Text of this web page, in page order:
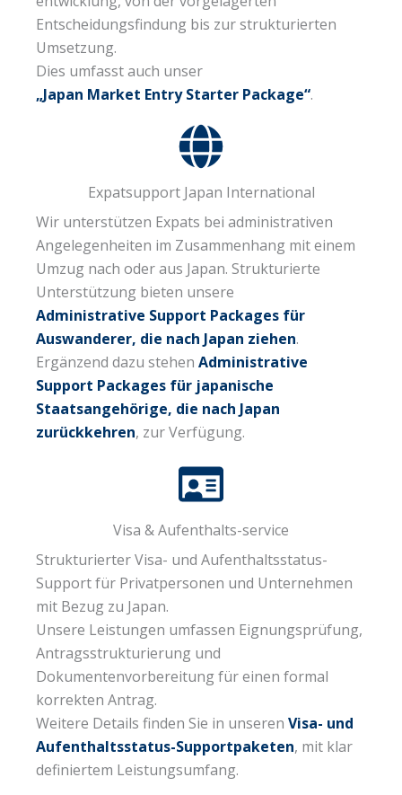
Entscheidungsfindung bis zur strukturierten
Umsetzung.
Dies umfasst auch unser
„Japan Market Entry Starter Package“.
Expatsupport Japan International
Wir unterstützen Expats bei administrativen
Angelegenheiten im Zusammenhang mit einem
Umzug nach oder aus Japan. Strukturierte
Unterstützung bieten unsere
Administrative Support Packages für
Auswanderer, die nach Japan ziehen.
Ergänzend dazu stehen Administrative
Support Packages für japanische
Staatsangehörige, die nach Japan
zurückkehren, zur Verfügung.
Visa & Aufenthalts-service
Strukturierter Visa- und Aufenthaltsstatus-
Support für Privatpersonen und Unternehmen
mit Bezug zu Japan.
Unsere Leistungen umfassen Eignungsprüfung,
Antragsstrukturierung und
Dokumentenvorbereitung für einen formal
korrekten Antrag.
Weitere Details finden Sie in unseren Visa- und
Aufenthaltsstatus-Supportpaketen, mit klar
definiertem Leistungsumfang.